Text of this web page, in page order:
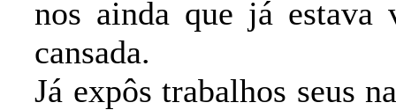
nos ainda que já estava
cansada.
Já expôs trabalhos seus